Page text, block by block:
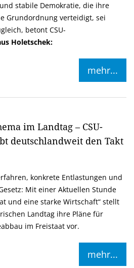
stabile Demokratie, die ihre
Grundordnung verteidigt, sei
betont CSU-
Holetschek:
mehr...
im Landtag – CSU-
deutschlandweit den Takt
konkrete Entlastungen und
Mit einer Aktuellen Stunde
und eine starke Wirtschaft“ stellt
Landtag ihre Pläne für
im Freistaat vor.
mehr...